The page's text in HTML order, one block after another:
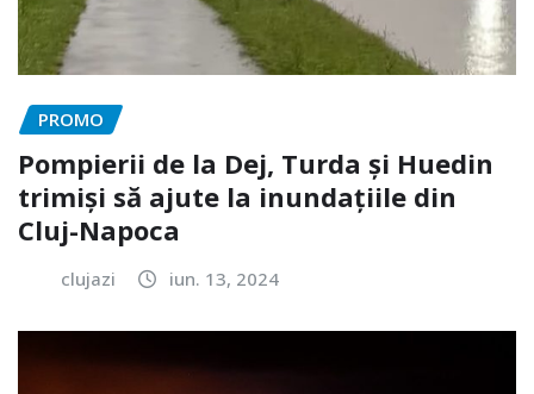
PROMO
Pompierii de la Dej, Turda și Huedin
trimiși să ajute la inundațiile din
Cluj-Napoca
clujazi iun. 13, 2024